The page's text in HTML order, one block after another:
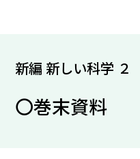
新編 新しい科学 ２
〇巻末資料